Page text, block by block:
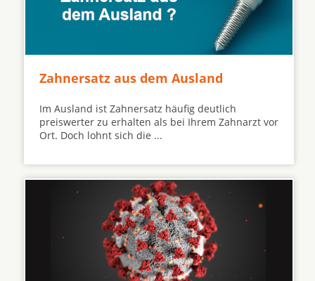
Zahnersatz aus dem Ausland
Im Ausland ist Zahnersatz häufig deutlich
preiswerter zu erhalten als bei Ihrem Zahnarzt vor
Ort. Doch lohnt sich die ...